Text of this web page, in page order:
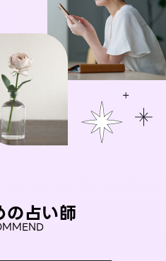
の占い師